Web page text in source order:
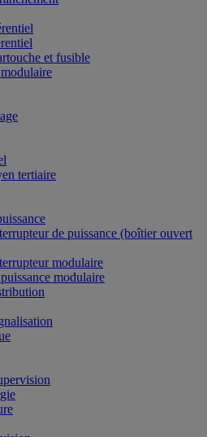
et fusible
tertiaire
de puissance (boîtier ouvert
modulaire
modulaire